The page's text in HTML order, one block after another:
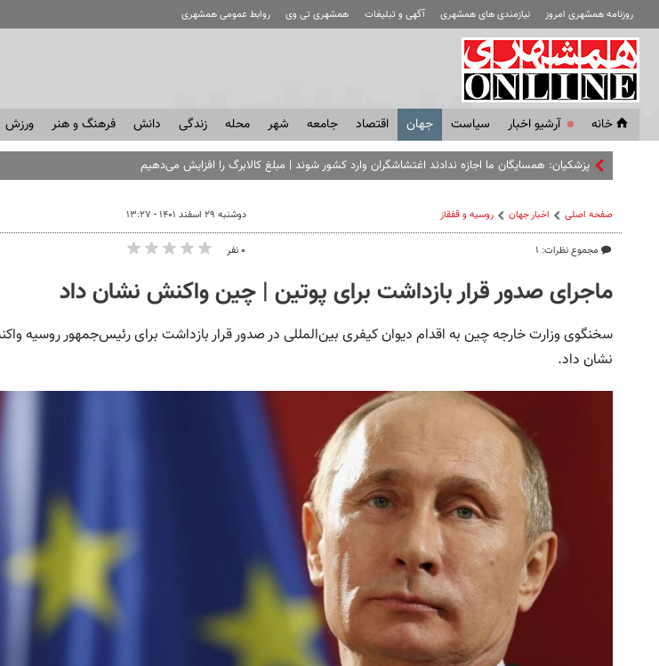
روزنامه همشهری امروز نیازمندی های همشهری آگهی و تبلیغات همشهری تی وی روابط عمومی همشهری
خانه آرشیو اخبار سياست جهان اقتصاد جامعه شهر محله زندگی دانش فرهنگ و هنر ورزش
پزشکیان: همسایگان ما اجازه ندادند اغتشاشگران وارد کشور شوند | مبلغ کالابرگ را افزایش می‌دهیم
صفحه اصلی اخبار جهان روسیه‌ و قفقاز
مجموع نظرات: ۱
دوشنبه ۲۹ اسفند ۱۴۰۱ - ۱۳:۲۷
۰ نفر
ماجرای صدور قرار بازداشت برای پوتین | چین واکنش نشان داد
سخنگوی وزارت خارجه چین به اقدام دیوان کیفری بین‌المللی در صدور قرار بازداشت برای رئیس‌جمهور روسیه
نشان داد.
خارج شد...
خرید 4 قسطه اینترنت پیشگامان ☎️ بدون
نیاز به تلفن
خرید فوری
اجاره‌ قسطی ویلا! از کلبه تا آپارتمان مبله رو
کلیک کن!
بدون پیش پرداخت در 4
خرید فوری